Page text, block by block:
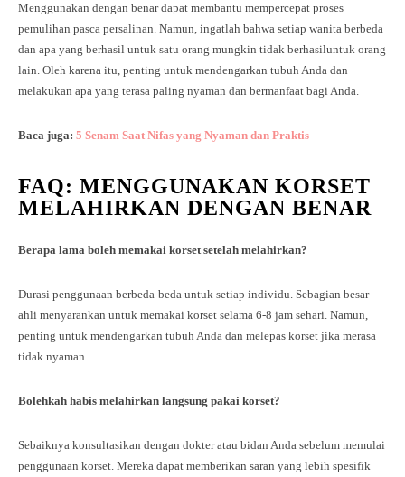
Menggunakan dengan benar dapat membantu mempercepat proses
pemulihan pasca persalinan. Namun, ingatlah bahwa setiap wanita berbeda
dan apa yang berhasil untuk satu orang mungkin tidak berhasiluntuk orang
lain. Oleh karena itu, penting untuk mendengarkan tubuh Anda dan
melakukan apa yang terasa paling nyaman dan bermanfaat bagi Anda.
Baca juga: 5 Senam Saat Nifas yang Nyaman dan Praktis
FAQ: MENGGUNAKAN KORSET
MELAHIRKAN DENGAN BENAR
Berapa lama boleh memakai korset setelah melahirkan?
Durasi penggunaan berbeda-beda untuk setiap individu. Sebagian besar
ahli menyarankan untuk memakai korset selama 6-8 jam sehari. Namun,
penting untuk mendengarkan tubuh Anda dan melepas korset jika merasa
tidak nyaman.
Bolehkah habis melahirkan langsung pakai korset?
Sebaiknya konsultasikan dengan dokter atau bidan Anda sebelum memulai
penggunaan korset. Mereka dapat memberikan saran yang lebih spesifik